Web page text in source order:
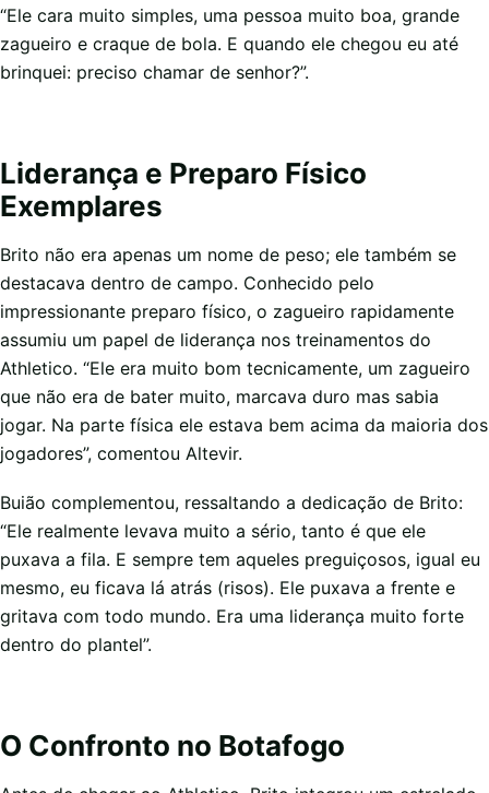
“Ele cara muito simples, uma pessoa muito boa, grande
zagueiro e craque de bola. E quando ele chegou eu até
brinquei: preciso chamar de senhor?”.
Liderança e Preparo Físico
Exemplares
Brito não era apenas um nome de peso; ele também se
destacava dentro de campo. Conhecido pelo
impressionante preparo físico, o zagueiro rapidamente
assumiu um papel de liderança nos treinamentos do
Athletico. “Ele era muito bom tecnicamente, um zagueiro
que não era de bater muito, marcava duro mas sabia
jogar. Na parte física ele estava bem acima da maioria dos
jogadores”, comentou Altevir.
Buião complementou, ressaltando a dedicação de Brito:
“Ele realmente levava muito a sério, tanto é que ele
puxava a fila. E sempre tem aqueles preguiçosos, igual eu
mesmo, eu ficava lá atrás (risos). Ele puxava a frente e
gritava com todo mundo. Era uma liderança muito forte
dentro do plantel”.
O Confronto no Botafogo